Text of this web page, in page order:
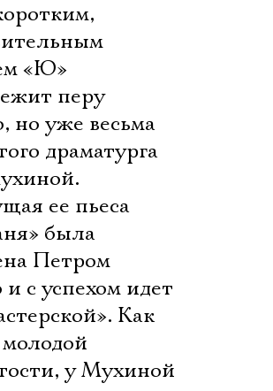
«Ю»
перу
но уже весьма
драматурга
ее пьеса
была
Петром
с успехом идет
Как
у Мухиной